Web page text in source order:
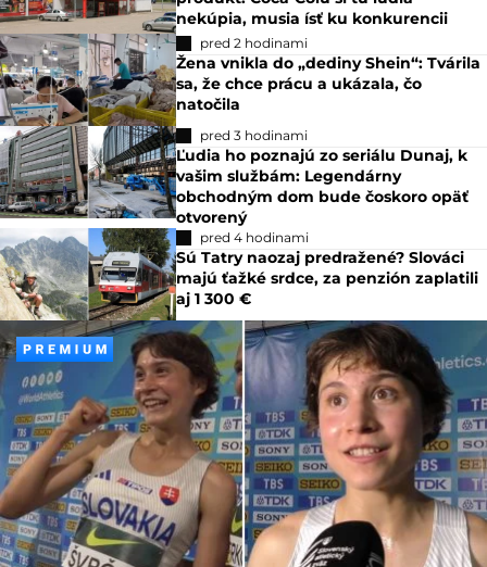
nekúpia, musia ísť ku konkurencii
pred 2 hodinami
Žena vnikla do „dediny Shein“: Tvárila
sa, že chce prácu a ukázala, čo
natočila
pred 3 hodinami
Ľudia ho poznajú zo seriálu Dunaj, k
vašim službám: Legendárny
obchodným dom bude čoskoro opäť
otvorený
pred 4 hodinami
Sú Tatry naozaj predražené? Slováci
majú ťažké srdce, za penzión zaplatili
aj 1 300 €